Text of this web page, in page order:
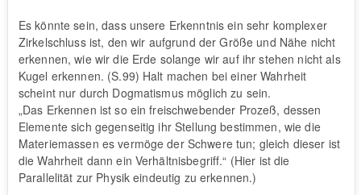
Es könnte sein, dass unsere Erkenntnis ein sehr komplexer
Zirkelschluss ist, den wir aufgrund der Größe und Nähe nicht
erkennen, wie wir die Erde solange wir auf ihr stehen nicht als
Kugel erkennen. (S.99) Halt machen bei einer Wahrheit
scheint nur durch Dogmatismus möglich zu sein.
„Das Erkennen ist so ein freischwebender Prozeß, dessen
Elemente sich gegenseitig ihr Stellung bestimmen, wie die
Materiemassen es vermöge der Schwere tun; gleich dieser ist
die Wahrheit dann ein Verhältnisbegriff.“ (Hier ist die
Parallelität zur Physik eindeutig zu erkennen.)